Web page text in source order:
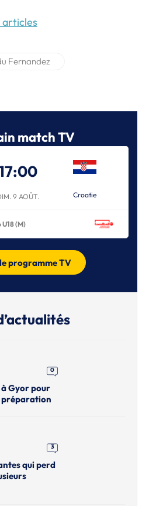
articles
Fernandez
match TV
9 AOÛT. Croatie
U18 (M)
programme TV
0
Gyor pour
préparation
3
qui perd